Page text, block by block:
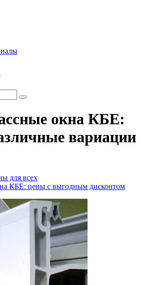
окна КБЕ:
вариации
для всех
КБЕ: цены с выгодным дисконтом